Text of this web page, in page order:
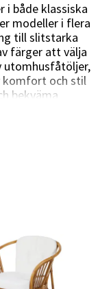
i både klassiska
modeller i flera
till slitstarka
färger att välja
utomhusfåtöljer,
komfort och stil
bekväma
inbjudande
skönheten i
för att erbjuda
erbjuder
och stöd,
stunder av